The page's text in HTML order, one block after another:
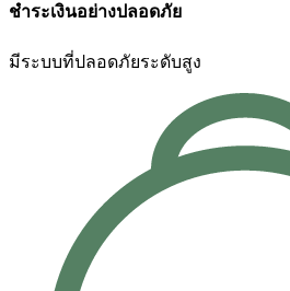
ชำระเงินอย่างปลอดภัย
มีระบบที่ปลอดภัยระดับสูง